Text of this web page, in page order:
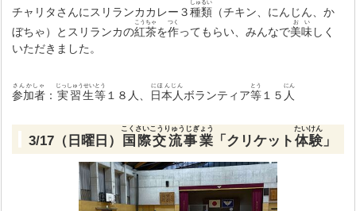
チャリタさんにスリランカカレー３種類
しゅるい
（チキン、にんじん、か
ぼちゃ）とスリランカの紅茶
こうちゃ
を作
つく
ってもらい、みんなで美味
おい
しく
いただきました。
参加者
さんかしゃ
： 実習生
じっしゅうせい
等
とう
１８人、 日本人
にほんじん
ボランティア等
とう
１５ 人
にん
3/17（日曜日） 国際交流事業
こくさいこうりゅうじぎょう
「クリケット 体験
たいけん
」